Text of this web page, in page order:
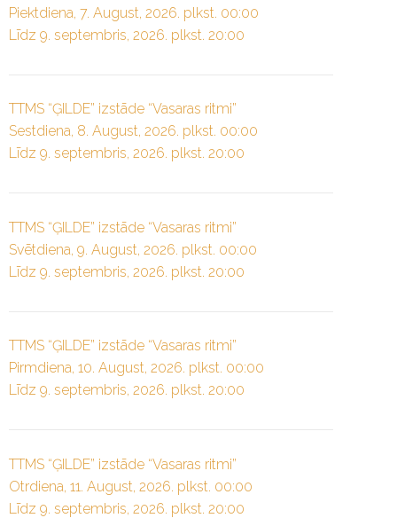
Piektdiena, 7. August, 2026. plkst. 00:00
Līdz 9. septembris, 2026. plkst. 20:00
TTMS “ĢILDE” izstāde “Vasaras ritmi”
Sestdiena, 8. August, 2026. plkst. 00:00
Līdz 9. septembris, 2026. plkst. 20:00
TTMS “ĢILDE” izstāde “Vasaras ritmi”
Svētdiena, 9. August, 2026. plkst. 00:00
Līdz 9. septembris, 2026. plkst. 20:00
TTMS “ĢILDE” izstāde “Vasaras ritmi”
Pirmdiena, 10. August, 2026. plkst. 00:00
Līdz 9. septembris, 2026. plkst. 20:00
TTMS “ĢILDE” izstāde “Vasaras ritmi”
Otrdiena, 11. August, 2026. plkst. 00:00
Līdz 9. septembris, 2026. plkst. 20:00